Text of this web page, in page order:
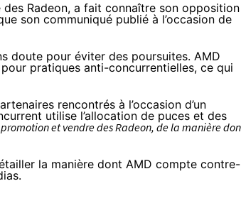
Radeon, a fait connaître son opposition
son communiqué publié à l’occasion de
doute pour éviter des poursuites. AMD
pratiques anti-concurrentielles, ce qui
rencontrés à l’occasion d’un
utilise l’allocation de puces et des
et vendre des Radeon, de la manière
la manière dont AMD compte contre-